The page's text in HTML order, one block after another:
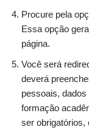
Procure pela
Essa opção
página.
Você será
deverá
pessoais,
formação
ser obrigatórios,